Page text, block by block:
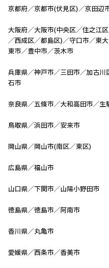
京都府／京都市(伏見区)／京田辺
大阪府／大阪市(中央区／住之江
／西成区／都島区)／守口市／東
東市／豊中市／茨木市
兵庫県／神戸市／三田市／加古
石市
奈良県／五條市／大和高田市／生
鳥取県／浜田市／安来市
岡山県／岡山市(南区／東区)
広島県／福山市
山口県／下関市／山陽小野田市
徳島県／徳島市／阿南市
香川県／丸亀市
愛媛県／西条市／香美市